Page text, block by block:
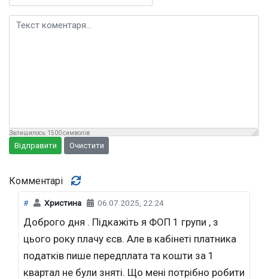
Текст коментаря
Залишилось: 1500символів
Відправити Очистити
Комментарі
# Христина 06.07.2025, 22:24
Доброго дня . Підкажіть я ФОП 1 групи , з
цього року плачу єсв. Але в кабінеті платника
податків пише передплата та кошти за 1
квартал не були зняті. Що мені потрібно робити